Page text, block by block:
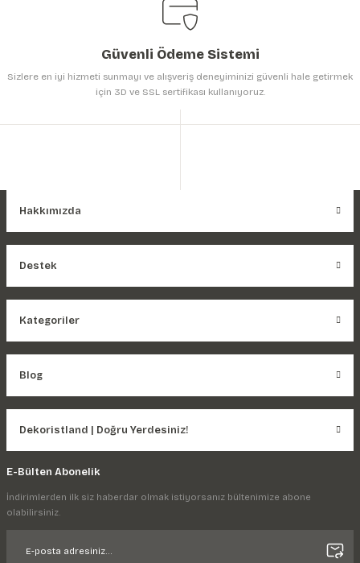
Güvenli Ödeme Sistemi
Sizlere en iyi hizmeti sunmayı ve alışveriş deneyiminizi güvenli hale getirmek
için 3D ve SSL sertifikası kullanıyoruz.
Hakkımızda
Destek
Kategoriler
Blog
Dekoristland | Doğru Yerdesiniz!
E-Bülten Abonelik
İndirimlerden ilk siz haberdar olmak istiyorsanız bültenimize abone
olabilirsiniz.